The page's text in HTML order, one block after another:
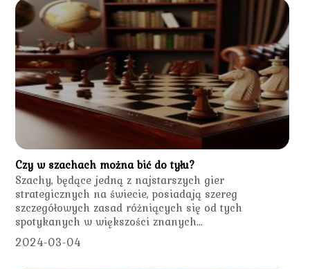
Czy w szachach można bić do tyłu?
Szachy, będące jedną z najstarszych gier
strategicznych na świecie, posiadają szereg
szczegółowych zasad różniących się od tych
spotykanych w większości znanych...
2024-03-04